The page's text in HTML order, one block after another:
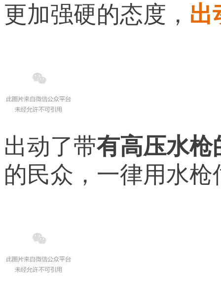
更加强硬的态度， 出
出动了带有高压水枪
的民众，一律用水枪